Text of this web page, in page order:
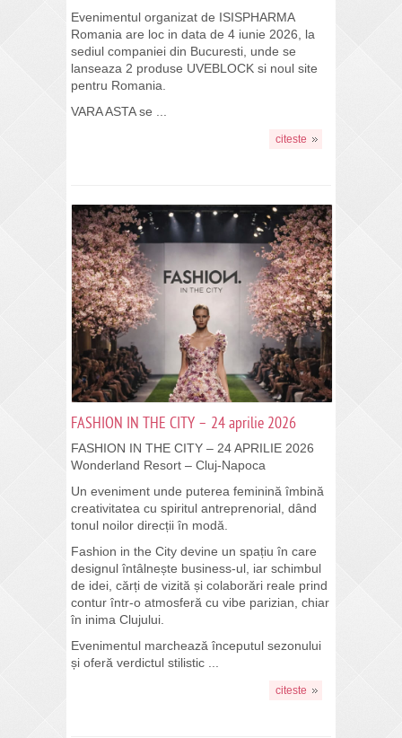
Evenimentul organizat de ISISPHARMA
Romania are loc in data de 4 iunie 2026, la
sediul companiei din Bucuresti, unde se
lanseaza 2 produse UVEBLOCK si noul site
pentru Romania.
VARA ASTA se ...
citeste
FASHION IN THE CITY – 24 aprilie 2026
FASHION IN THE CITY – 24 APRILIE 2026
Wonderland Resort – Cluj-Napoca
Un eveniment unde puterea feminină îmbină
creativitatea cu spiritul antreprenorial, dând
tonul noilor direcții în modă.
Fashion in the City devine un spațiu în care
designul întâlnește business-ul, iar schimbul
de idei, cărți de vizită și colaborări reale prind
contur într-o atmosferă cu vibe parizian, chiar
în inima Clujului.
Evenimentul marchează începutul sezonului
și oferă verdictul stilistic ...
citeste